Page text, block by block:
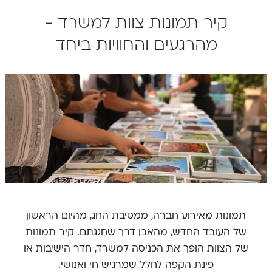
קיר תמונות צוות למשרד -
מהרגעים והחוויות ביחד
תמונות מאירוע חברה, ממסיבת החג, מהיום הראשון
של העובד החדש, מהאבן דרך שחגגתם. קיר תמונות
של הצוות הופך את הכניסה למשרד, חדר הישיבות או
פינת הקפה לחלל שמרגיש חי ואנושי.